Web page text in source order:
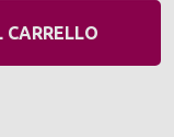
CARRELLO